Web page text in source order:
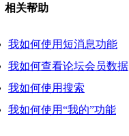
相关帮助
我如何使用短消息功能
我如何查看论坛会员数据
我如何使用搜索
我如何使用“我的”功能